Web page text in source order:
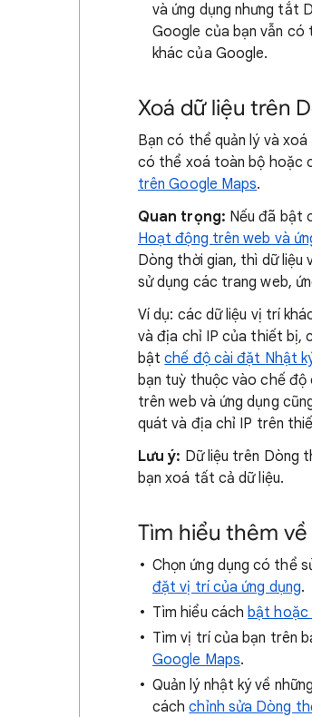
và ứng dụng nhưng tắt
Google của bạn vẫn có
khác của Google.
Xoá dữ liệu trên
Bạn có thể quản lý và
có thể xoá toàn bộ hoặc
trên Google Maps.
Quan trọng: Nếu đã bật
Hoạt động trên web và
Dòng thời gian, thì dữ liệu
sử dụng các trang web,
Ví dụ: các dữ liệu vị trí
và địa chỉ IP của thiết bị,
bậtchế độ cài đặt Nhật
bạn tuỳ thuộc vào chế độ
trên web và ứng dụng
quát và địa chỉ IP trên
Lưu ý: Dữ liệu trên Dòng
bạn xoá tất cả dữ liệu.
Tìm hiểu thêm
Chọn ứng dụng có thể
đặt vị trí của ứng dụng.
Tìm hiểu cáchbật
Tìm vị trí của bạn trên
Google Maps.
Quản lý nhật ký về
cáchchỉnh sửa Dòng